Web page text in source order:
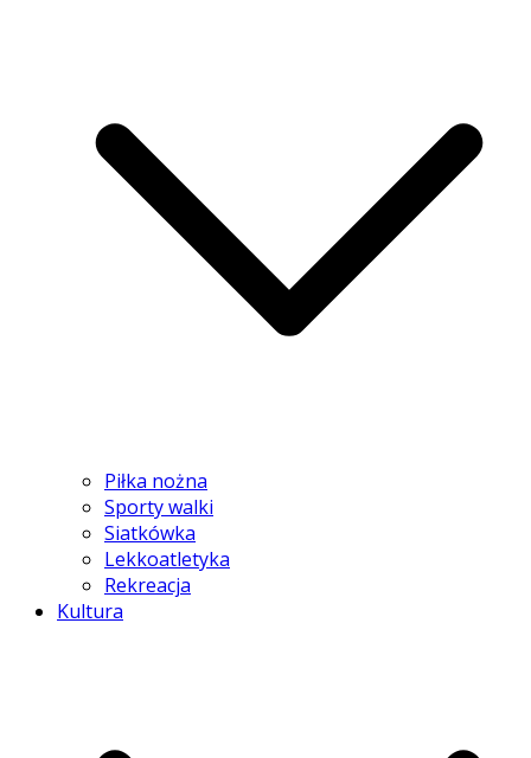
Piłka nożna
Sporty walki
Siatkówka
Lekkoatletyka
Rekreacja
Kultura